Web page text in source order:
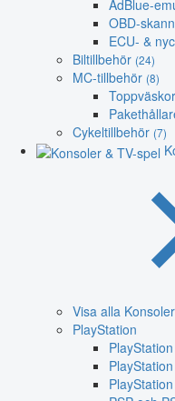
AdBlue-
OBD-
ECU- &
Biltillbehör (24)
MC-tillbehör (8)
Cykeltillbehör (7)
Visa alla
PlayStation